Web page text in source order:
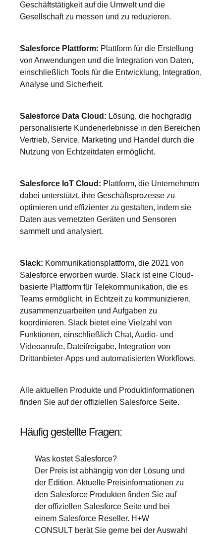
Geschäftstätigkeit auf die Umwelt und die
Gesellschaft zu messen und zu reduzieren.
Salesforce Plattform: Plattform für die Erstellung
von Anwendungen und die Integration von Daten,
einschließlich Tools für die Entwicklung, Integration,
Analyse und Sicherheit.
Salesforce Data Cloud: Lösung, die hochgradig
personalisierte Kundenerlebnisse in den Bereichen
Vertrieb, Service, Marketing und Handel durch die
Nutzung von Echtzeitdaten ermöglicht.
Salesforce IoT Cloud: Plattform, die Unternehmen
dabei unterstützt, ihre Geschäftsprozesse zu
optimieren und effizienter zu gestalten, indem sie
Daten aus vernetzten Geräten und Sensoren
sammelt und analysiert.
Slack: Kommunikationsplattform, die 2021 von
Salesforce erworben wurde. Slack ist eine Cloud-
basierte Plattform für Telekommunikation, die es
Teams ermöglicht, in Echtzeit zu kommunizieren,
zusammenzuarbeiten und Aufgaben zu
koordinieren. Slack bietet eine Vielzahl von
Funktionen, einschließlich Chat, Audio- und
Videoanrufe, Dateifreigabe, Integration von
Drittanbieter-Apps und automatisierten Workflows.
Alle aktuellen Produkte und Produktinformationen
finden Sie auf der offiziellen Salesforce Seite.
Häufig gestellte Fragen:
Was kostet Salesforce?
Der Preis ist abhängig von der Lösung und
der Edition. Aktuelle Preisinformationen zu
den Salesforce Produkten finden Sie auf
der offiziellen Salesforce Seite und bei
einem Salesforce Reseller. H+W
CONSULT berät Sie gerne bei der Auswahl